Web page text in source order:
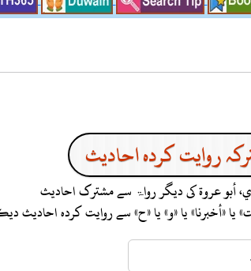
روایت کردہ احادیث
أبو عروةکی دیگر رواۃ سے مشترک احادیث
«أخبرنا» یا «و» یا «ح» سے روایت کردہ احادیث